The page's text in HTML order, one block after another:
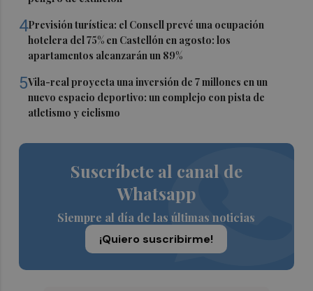
4Previsión turística: el Consell prevé una ocupación
hotelera del 75% en Castellón en agosto: los
apartamentos alcanzarán un 89%
5Vila-real proyecta una inversión de 7 millones en un
nuevo espacio deportivo: un complejo con pista de
atletismo y ciclismo
Suscríbete al canal de
Whatsapp
Siempre al día de las últimas noticias
¡Quiero suscribirme!